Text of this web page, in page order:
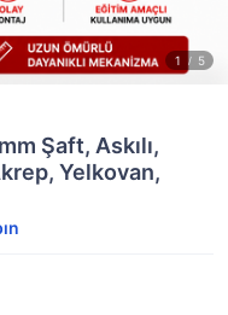
Şaft, Askılı,
Yelkovan,